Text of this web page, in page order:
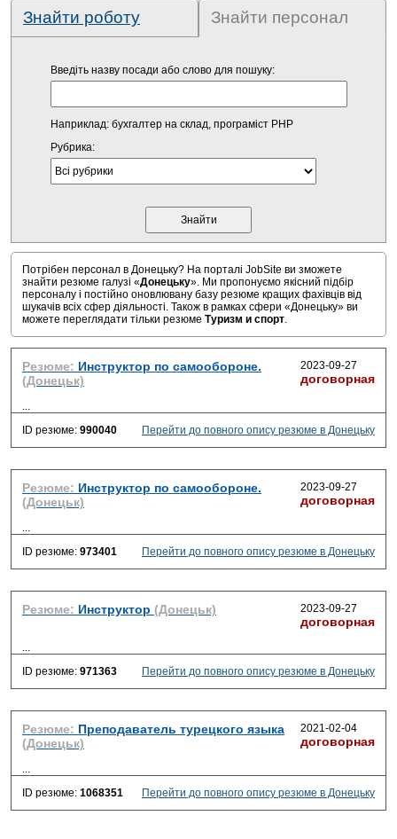
Знайти роботу Знайти персонал
Введіть назву посади або слово для пошуку:
Наприклад: бухгалтер на склад, програміст PHP
Рубрика:
Потрібен персонал в Донецьку? На порталі JobSite ви зможете
знайти резюме галузі «Донецьку». Ми пропонуємо якісний підбір
персоналу і постійно оновлювану базу резюме кращих фахівців від
шукачів всіх сфер діяльності. Також в рамках сфери «Донецьку» ви
можете переглядати тільки резюме Туризм и спорт.
Резюме: Инструктор по самообороне.
(Донецьк)
2023-09-27
договорная
...
ID резюме: 990040 Перейти до повного опису резюме в Донецьку
Резюме: Инструктор по самообороне.
(Донецьк)
2023-09-27
договорная
...
ID резюме: 973401 Перейти до повного опису резюме в Донецьку
Резюме: Инструктор (Донецьк) 2023-09-27
договорная
...
ID резюме: 971363 Перейти до повного опису резюме в Донецьку
Резюме: Преподаватель турецкого языка
(Донецьк)
2021-02-04
договорная
...
ID резюме: 1068351 Перейти до повного опису резюме в Донецьку